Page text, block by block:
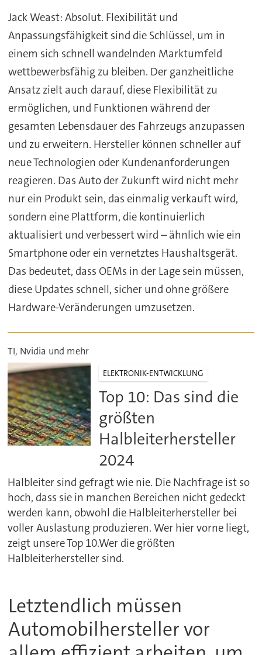
Jack Weast: Absolut. Flexibilität und
Anpassungsfähigkeit sind die Schlüssel, um in
einem sich schnell wandelnden Marktumfeld
wettbewerbsfähig zu bleiben. Der ganzheitliche
Ansatz zielt auch darauf, diese Flexibilität zu
ermöglichen, und Funktionen während der
gesamten Lebensdauer des Fahrzeugs anzupassen
und zu erweitern. Hersteller können schneller auf
neue Technologien oder Kundenanforderungen
reagieren. Das Auto der Zukunft wird nicht mehr
nur ein Produkt sein, das einmalig verkauft wird,
sondern eine Plattform, die kontinuierlich
aktualisiert und verbessert wird – ähnlich wie ein
Smartphone oder ein vernetztes Haushaltsgerät.
Das bedeutet, dass OEMs in der Lage sein müssen,
diese Updates schnell, sicher und ohne größere
Hardware-Veränderungen umzusetzen.
TI, Nvidia und mehr
ELEKTRONIK-ENTWICKLUNG
Top 10: Das sind die
größten
Halbleiterhersteller
2024
Halbleiter sind gefragt wie nie. Die Nachfrage ist so
hoch, dass sie in manchen Bereichen nicht gedeckt
werden kann, obwohl die Halbleiterhersteller bei
voller Auslastung produzieren. Wer hier vorne liegt,
zeigt unsere Top 10.Wer die größten
Halbleiterhersteller sind.
Letztendlich müssen
Automobilhersteller vor